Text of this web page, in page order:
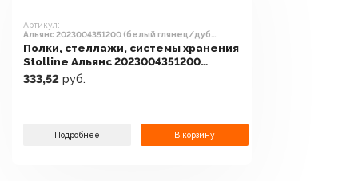
Артикул:
Альянс 2023004351200 (белый глянец/дуб
крафт)
Полки, стеллажи, системы хранения
Stolline Альянс 2023004351200
(белый глянец/дуб крафт)
333,52 руб.
Подробнее В корзину